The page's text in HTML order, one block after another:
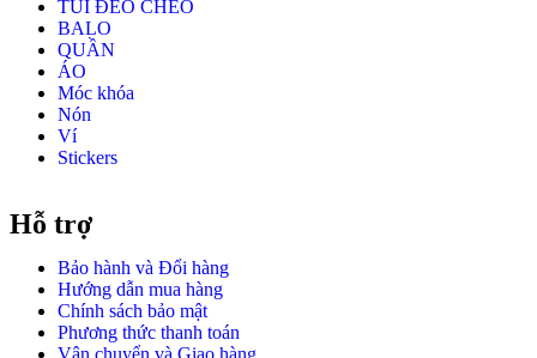
TÚI ĐEO CHÉO
BALO
QUẦN
ÁO
Móc khóa
Nón
Ví
Stickers
Hỗ trợ
Bảo hành và Đổi hàng
Hướng dẫn mua hàng
Chính sách bảo mật
Phương thức thanh toán